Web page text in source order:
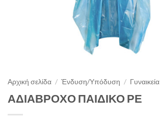
Αρχική σελίδα / Ένδυση/Υπόδυση / Γυναικεία
ΑΔΙΑΒΡΟΧΟ ΠΑΙΔΙΚΟ ΡΕ